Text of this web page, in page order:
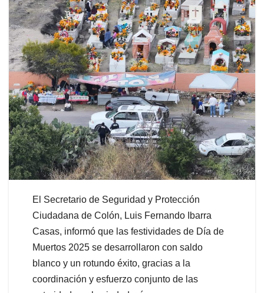
El Secretario de Seguridad y Protección
Ciudadana de Colón, Luis Fernando Ibarra
Casas, informó que las festividades de Día de
Muertos 2025 se desarrollaron con saldo
blanco y un rotundo éxito, gracias a la
coordinación y esfuerzo conjunto de las